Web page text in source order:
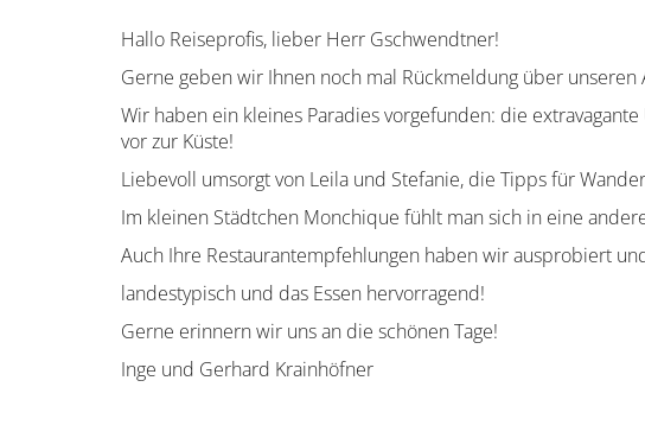
Hallo Reiseprofis, lieber Herr Gschwendtner!
Gerne geben wir Ihnen noch mal Rückmeldung über
Wir haben ein kleines Paradies vorgefunden: die
vor zur Küste!
Liebevoll umsorgt von Leila und Stefanie, die Tipps für
Im kleinen Städtchen Monchique fühlt man sich in eine
Auch Ihre Restaurantempfehlungen haben wir ausprobiert
landestypisch und das Essen hervorragend!
Gerne erinnern wir uns an die schönen Tage!
Inge und Gerhard Krainhöfner